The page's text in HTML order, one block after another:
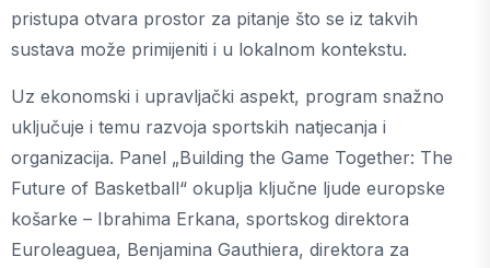
pristupa otvara prostor za pitanje što se iz takvih
sustava može primijeniti i u lokalnom kontekstu.
Uz ekonomski i upravljački aspekt, program snažno
uključuje i temu razvoja sportskih natjecanja i
organizacija. Panel „Building the Game Together: The
Future of Basketball“ okuplja ključne ljude europske
košarke – Ibrahima Erkana, sportskog direktora
Euroleaguea, Benjamina Gauthiera, direktora za